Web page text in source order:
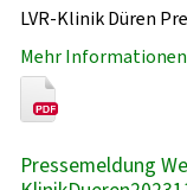
LVR-Klinik Düren
Mehr Informationen
Pressemeldung